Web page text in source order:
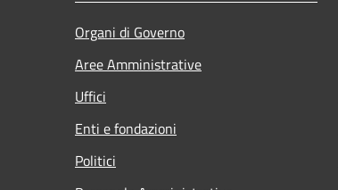
Organi di Governo
Aree Amministrative
Uffici
Enti e fondazioni
Politici